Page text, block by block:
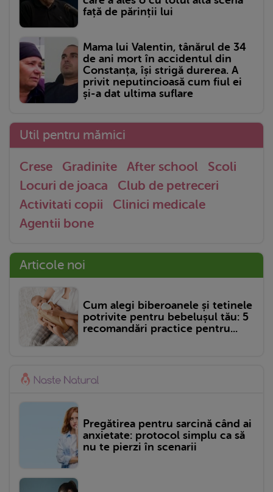
față de părinții lui
Mama lui Valentin, tânărul de 34
de ani mort în accidentul din
Constanța, își strigă durerea. A
privit neputincioasă cum fiul ei
și-a dat ultima suflare
Util pentru mămici
Crese Gradinite After school
Scoli
Locuri de joaca
Club de petreceri
Activitati copii
Clinici medicale
Agentii bone
Articole noi
Cum alegi biberoanele și tetinele
potrivite pentru bebelușul tău: 5
recomandări practice pentru...
Pregătirea pentru sarcină când ai
anxietate: protocol simplu ca să
nu te pierzi în scenarii